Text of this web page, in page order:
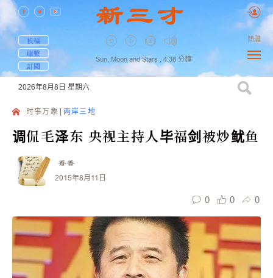
投稿
聯繫
訂閱
Sun, Moon and Stars , 4:38 分鐘
簡體
2026年8月8日 星期六
时事万象 两岸三地
调侃毛泽东 央视主持人毕福剑被炒鱿鱼
香香
2015年8月11日
0 0 0